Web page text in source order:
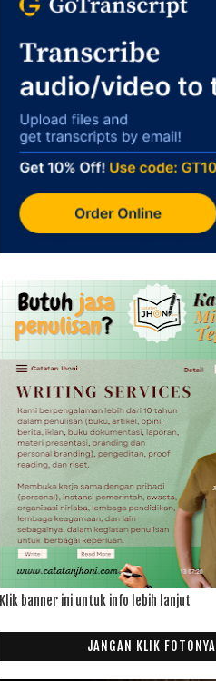
Klik banner ini untuk info lebih lanjut
JANGAN KLIK FOTONYA